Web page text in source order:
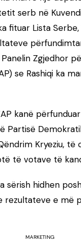
serb në
fituar Lista
Zgjedhor
se Rashiqi ka
kanë
Partisë
Kryeziu,
të votave të
sërish hidhen
rezultateve e më
MARKETING